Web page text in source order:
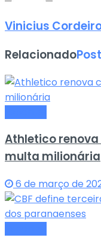
Vinicius
Relacionado
Athletico
multa milionária
6 de março de